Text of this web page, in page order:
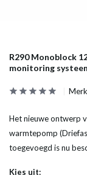
R290 Monoblock
monitoring
Het nieuwe ontwerp
warmtepomp
toegevoegd is nu
Kies uit: